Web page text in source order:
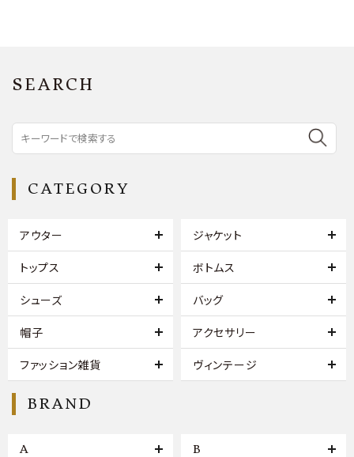
SEARCH
CATEGORY
アウター ジャケット
トップス ボトムス
シューズ バッグ
帽子 アクセサリー
ファッション雑貨 ヴィンテージ
BRAND
A B